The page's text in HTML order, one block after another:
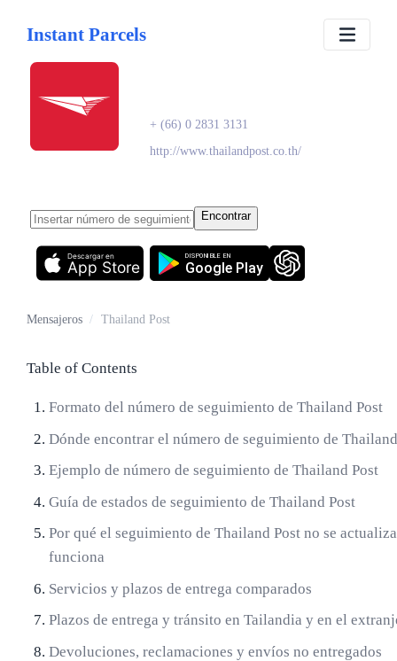
Instant Parcels
+ (66) 0 2831 3131
http://www.thailandpost.co.th/
Encontrar
App Store
Descargar en
Google Play
DISPONIBLE EN
Mensajeros / Thailand Post
Table of Contents
Formato del número de seguimiento de Thailand Post
Dónde encontrar el número de seguimiento de
Ejemplo de número de seguimiento de Thailand Post
Guía de estados de seguimiento de Thailand Post
Por qué el seguimiento de Thailand Post no se
funciona
Servicios y plazos de entrega comparados
Plazos de entrega y tránsito en Tailandia y en el
Devoluciones, reclamaciones y envíos no entregados